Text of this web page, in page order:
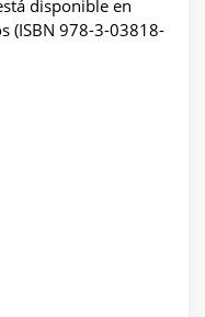
disponible en
(ISBN 978-3-03818-